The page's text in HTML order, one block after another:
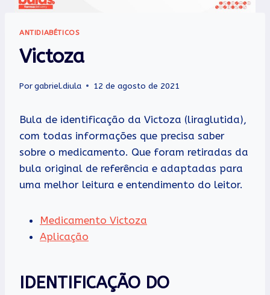
ANTIDIABÉTICOS
Victoza
Porgabriel.diula 12 de agosto de 2021
Bula de identificação da Victoza (liraglutida),
com todas informações que precisa saber
sobre o medicamento. Que foram retiradas da
bula original de referência e adaptadas para
uma melhor leitura e entendimento do leitor.
Medicamento Victoza
Aplicação
IDENTIFICAÇÃO DO